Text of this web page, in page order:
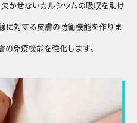
かせないカルシウムの吸収を助け
に対する皮膚の防衛機能を作りま
免疫機能を強化します。